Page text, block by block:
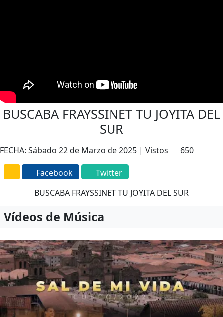
BUSCABA FRAYSSINET TU JOYITA DEL
SUR
FECHA: Sábado 22 de Marzo de 2025 | Vistos 650
Facebook
Twitter
BUSCABA FRAYSSINET TU JOYITA DEL SUR
Vídeos de Música